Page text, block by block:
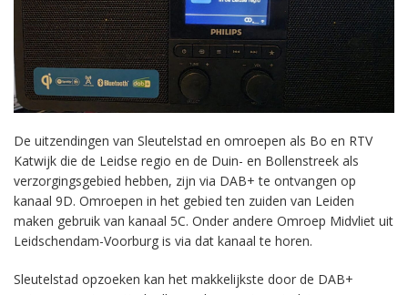
De uitzendingen van Sleutelstad en omroepen als Bo en RTV
Katwijk die de Leidse regio en de Duin- en Bollenstreek als
verzorgingsgebied hebben, zijn via DAB+ te ontvangen op
kanaal 9D. Omroepen in het gebied ten zuiden van Leiden
maken gebruik van kanaal 5C. Onder andere Omroep Midvliet uit
Leidschendam-Voorburg is via dat kanaal te horen.
Sleutelstad opzoeken kan het makkelijkste door de DAB+